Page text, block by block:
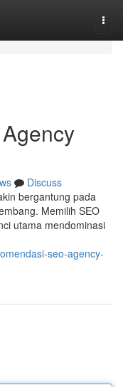
Discuss
bergantung pada
Memilih SEO
utama mendominasi
seo-agency-